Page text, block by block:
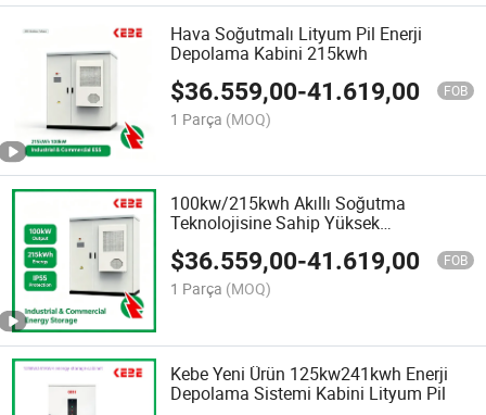
Hava Soğutmalı Lityum Pil Enerji
Depolama Kabini 215kwh
$36.559,00-41.619,00 FOB
1 Parça (MOQ)
100kw/215kwh Akıllı Soğutma
Teknolojisine Sahip Yüksek
Performanslı Lityum Enerji Depolama
Kabini
$36.559,00-41.619,00 FOB
1 Parça (MOQ)
Kebe Yeni Ürün 125kw241kwh Enerji
Depolama Sistemi Kabini Lityum Pil